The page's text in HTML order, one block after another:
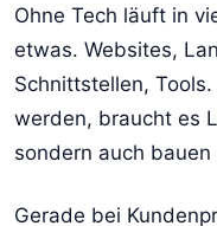
Ohne Tech läuft in
etwas. Websites,
Schnittstellen,
werden, braucht es
sondern auch bauen
Gerade bei